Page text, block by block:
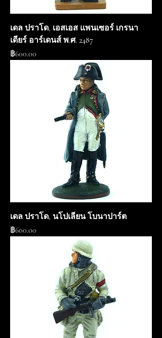
เดล ปราโด, เอสเอส แพนเซอร์ เกรนา
เดียร์ อาร์เดนส์ พ.ศ. 2487
ราคา
฿600.00
เดล ปราโด, นโปเลียน โบนาปาร์ต
ราคา
฿600.00